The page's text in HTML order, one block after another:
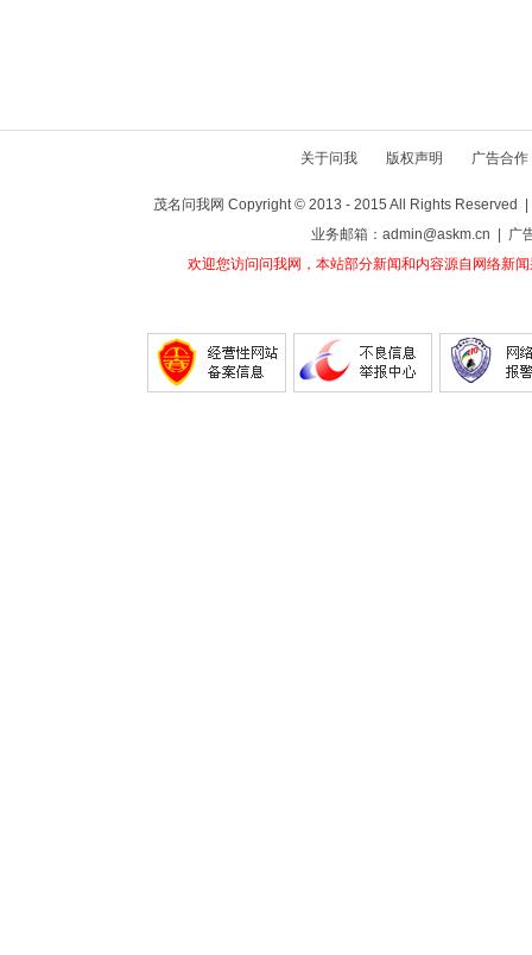
关于问我 版权声明 广告合作
茂名问我网 Copyright © 2013 - 2015 All Rights Reserved
业务邮箱：admin@askm.cn | 广
欢迎您访问问我网，本站部分新闻和内容源自网络新